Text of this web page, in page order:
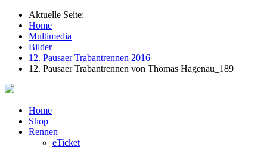
Aktuelle Seite:
Home
Multimedia
Bilder
12. Pausaer Trabantrennen 2016
12. Pausaer Trabantrennen von Thomas Hagenau_189
Home
Shop
Rennen
eTicket